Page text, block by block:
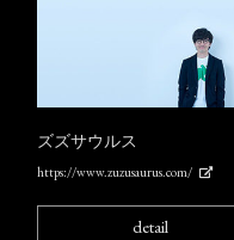
ズズサウルス
https://www.zuzusaurus.com/
detail